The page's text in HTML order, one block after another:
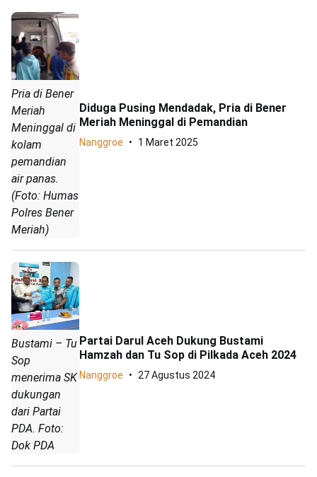
Pria di Bener
Meriah
Meninggal di
kolam
pemandian
air panas.
(Foto: Humas
Polres Bener
Meriah)
Diduga Pusing Mendadak, Pria di Bener
Meriah Meninggal di Pemandian
Nanggroe 1 Maret 2025
Bustami – Tu
Sop
menerima SK
dukungan
dari Partai
PDA. Foto:
Dok PDA
Partai Darul Aceh Dukung Bustami
Hamzah dan Tu Sop di Pilkada Aceh 2024
Nanggroe 27 Agustus 2024